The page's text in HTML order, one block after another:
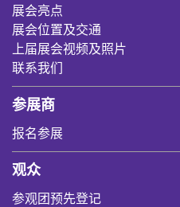
展会亮点
展会位置及交通
上届展会视频及照片
联系我们
参展商
报名参展
观众
参观团预先登记